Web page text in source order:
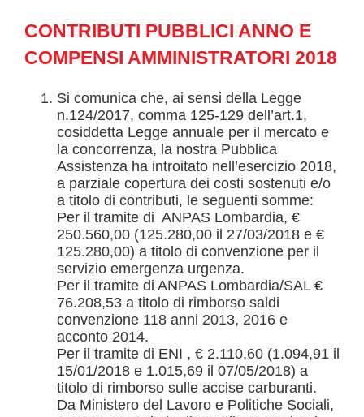
CONTRIBUTI PUBBLICI ANNO E
COMPENSI AMMINISTRATORI 2018
Si comunica che, ai sensi della Legge
n.124/2017, comma 125-129 dell’art.1,
cosiddetta Legge annuale per il mercato e
la concorrenza, la nostra Pubblica
Assistenza ha introitato nell’esercizio 2018,
a parziale copertura dei costi sostenuti e/o
a titolo di contributi, le seguenti somme:
Per il tramite di ANPAS Lombardia, €
250.560,00 (125.280,00 il 27/03/2018 e €
125.280,00) a titolo di convenzione per il
servizio emergenza urgenza.
Per il tramite di ANPAS Lombardia/SAL €
76.208,53 a titolo di rimborso saldi
convenzione 118 anni 2013, 2016 e
acconto 2014.
Per il tramite di ENI , € 2.110,60 (1.094,91 il
15/01/2018 e 1.015,69 il 07/05/2018) a
titolo di rimborso sulle accise carburanti.
Da Ministero del Lavoro e Politiche Sociali,